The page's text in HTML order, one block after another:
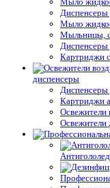
Мыло
Мыльницы,
Диспенсеры
Картриджи
диспенсеры
Диспенсеры
Картриджи
Освежители
Освежители